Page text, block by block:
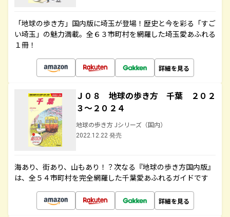
「地球の歩き方」国内版に埼玉が登場！歴史と今を彩る「すご
い埼玉」の魅力満載。全６３市町村を網羅した埼玉愛あふれる
１冊！
詳細を見る
Ｊ０８ 地球の歩き方 千葉 ２０２
３～２０２４
地球の歩き方 Jシリーズ（国内）
2022.12.22 発売
海あり、街あり、山もあり！？次なる『地球の歩き方国内版』
は、全５４市町村を完全網羅した千葉愛あふれるガイドです
詳細を見る